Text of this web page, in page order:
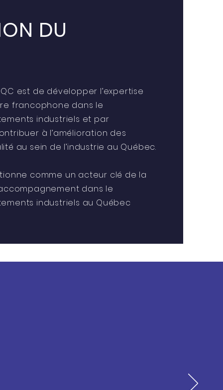
DU
est de développer l’expertise
francophone dans le
industriels et par
à l’amélioration des
au sein de l’industrie au Québec.
comme un acteur clé de la
dans le
industriels au Québec